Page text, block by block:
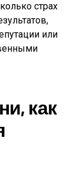
страх
или
как